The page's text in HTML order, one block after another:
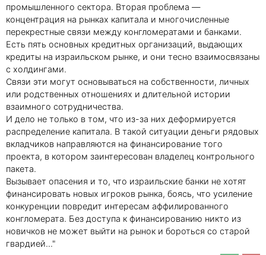
промышленного сектора. Вторая проблема —
концентрация на рынках капитала и многочисленные
перекрестные связи между конгломератами и банками.
Есть пять основных кредитных организаций, выдающих
кредиты на израильском рынке, и они тесно взаимосвязаны
с холдингами.
Связи эти могут основываться на собственности, личных
или родственных отношениях и длительной истории
взаимного сотрудничества.
И дело не только в том, что из-за них деформируется
распределение капитала. В такой ситуации деньги рядовых
вкладчиков направляются на финансирование того
проекта, в котором заинтересован владелец контрольного
пакета.
Вызывает опасения и то, что израильские банки не хотят
финансировать новых игроков рынка, боясь, что усиление
конкуренции повредит интересам аффилированного
конгломерата. Без доступа к финансированию никто из
новичков не может выйти на рынок и бороться со старой
гвардией..."